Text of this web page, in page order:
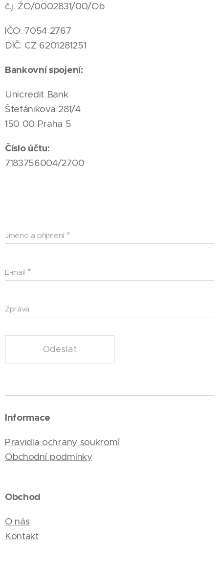
č.j. ŽO/0002831/00/Ob
IČO: 7054 2767
DIČ: CZ 6201281251
Bankovní spojení:
Unicredit Bank
Štefánikova 281/4
150 00 Praha 5
Číslo účtu:
7183756004/2700
Jméno a příjmení
E-mail
Zpráva
Odeslat
Informace
Pravidla ochrany soukromí
Obchodní podmínky
Obchod
O nás
Kontakt